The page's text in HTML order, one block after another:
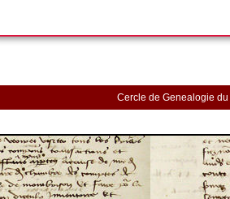
Cercle de Genealogie